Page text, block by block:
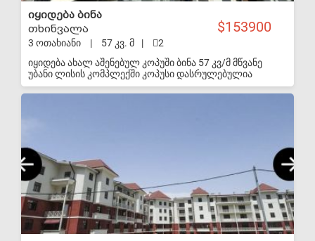
დღგს გარეშე.
153900
იყიდება ბინა
თხინვალა
3 ოთახიანი | 57 კვ. მ |
2
იყიდება ახალ აშენებულ კოპუში ბინა 57 კვ/მ მწვანე
უბანი ლისის კომპლექში კოპუსი დასრულებულია
შესაძლებელია რემონტის დაწყება. ვარ მეპატრონე